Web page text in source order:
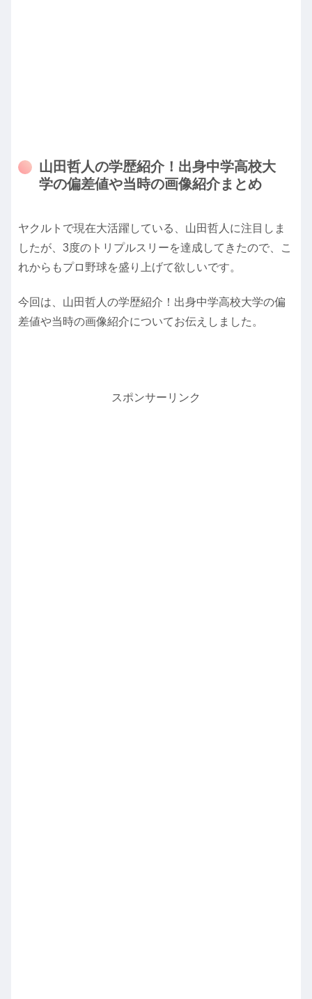
山田哲人の学歴紹介！出身中学高校大
学の偏差値や当時の画像紹介まとめ
ヤクルトで現在大活躍している、山田哲人に注目しま
したが、3度のトリプルスリーを達成してきたので、こ
れからもプロ野球を盛り上げて欲しいです。
今回は、山田哲人の学歴紹介！出身中学高校大学の偏
差値や当時の画像紹介についてお伝えしました。
スポンサーリンク